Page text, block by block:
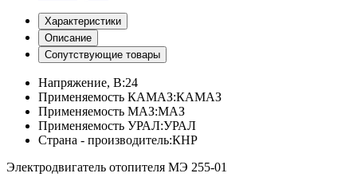
Характеристики
Описание
Сопутствующие товары
Напряжение, В:24
Применяемость КАМАЗ:КАМАЗ
Применяемость МАЗ:МАЗ
Применяемость УРАЛ:УРАЛ
Страна - производитель:КНР
Электродвигатель отопителя МЭ 255-01